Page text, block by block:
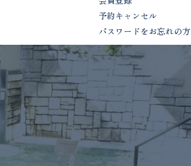
予約キャンセル
パスワードをお忘れの方